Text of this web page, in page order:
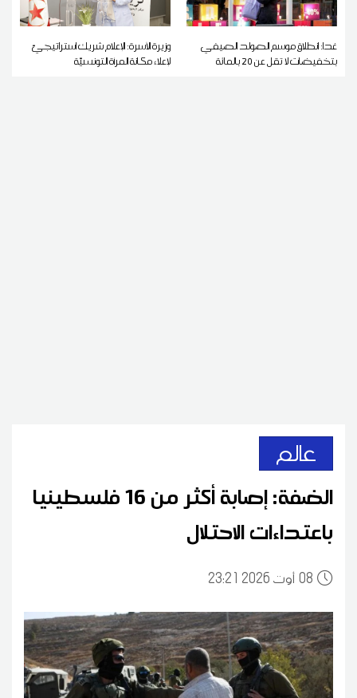
غدا: انطلاق موسم الصولد الصيفي
بتخفيضات لا تقل عن 20 بالمائة
وزيرة الأسرة: الإعلام شريك استراتيجيّ
لإعلاء مكانة المرأة التونسيّة
عالم
الضفة: إصابة أكثر من 16 فلسطينيا
باعتداءات الاحتلال
0823:21 2026 أوت